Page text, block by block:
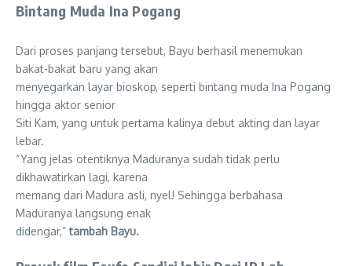
Bintang Muda Ina Pogang
Dari proses panjang tersebut, Bayu berhasil menemukan
bakat-bakat baru yang akan
menyegarkan layar bioskop, seperti bintang muda Ina Pogang
hingga aktor senior
Siti Kam, yang untuk pertama kalinya debut akting dan layar
lebar.
“Yang jelas otentiknya Maduranya sudah tidak perlu
dikhawatirkan lagi, karena
memang dari Madura asli, nyel! Sehingga berbahasa
Maduranya langsung enak
didengar,”tambah Bayu.